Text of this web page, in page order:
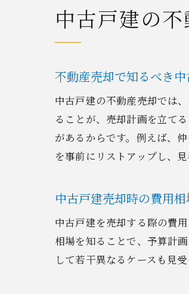
中古戸建の
不動産売却で知るべき
中古戸建の不動産売却では
ることが、売却計画を立て
があるからです。例えば、
を事前にリストアップし、
中古戸建売却時の費用
中古戸建を売却する際の費
相場を知ることで、予算計
して若干異なるケースも見